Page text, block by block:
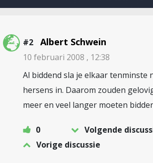
#2 Albert Schwein
10 februari 2008 , 12:38
Al biddend sla je elkaar tenminste
hersens in. Daarom zouden
meer en veel langer moeten
0
Volgende
Vorige discussie